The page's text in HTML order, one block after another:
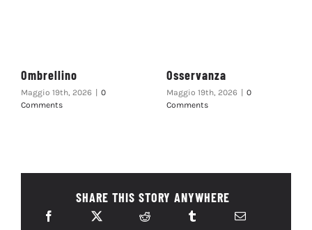
Ombrellino
Maggio 19th, 2026
0
Comments
Osservanza
Maggio 19th, 2026
0
Comments
SHARE THIS STORY ANYWHERE